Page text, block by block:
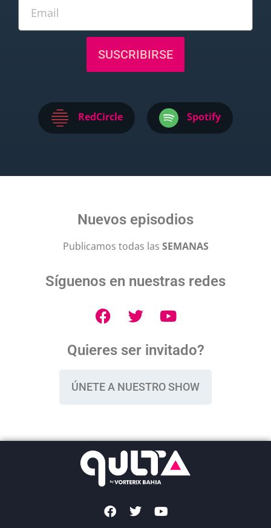
SUSCRIBIRSE
RedCircle Spotify
Nuevos episodios
Publicamos todas las SEMANAS
Síguenos en nuestras redes
Quieres ser invitado?
ÚNETE A NUESTRO SHOW